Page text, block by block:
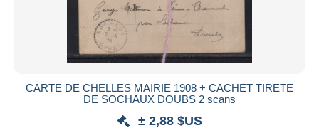
CARTE DE CHELLES MAIRIE 1908 + CACHET TIRETE
DE SOCHAUX DOUBS 2 scans
± 2,88 $US